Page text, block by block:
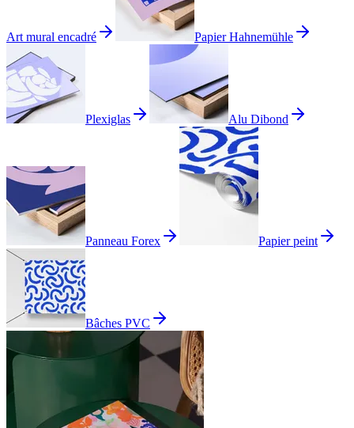
Art mural encadré Papier Hahnemühle
Plexiglas Alu Dibond
Panneau Forex Papier peint
Bâches PVC